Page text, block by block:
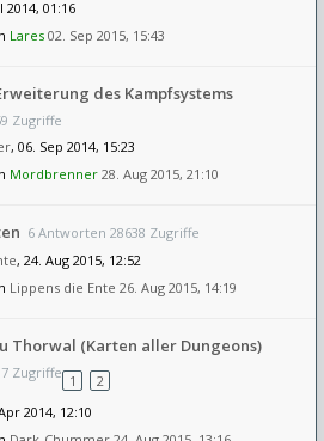
2014, 01:16
Lares 02. Sep 2015, 15:43
des Kampfsystems
Zugriffe
, 06. Sep 2014, 15:23
Mordbrenner 28. Aug 2015, 21:10
6 Antworten 28638 Zugriffe
, 24. Aug 2015, 12:52
Lippens die Ente 26. Aug 2015, 14:19
Thorwal (Karten aller Dungeons)
Zugriffe 1
2
2014, 12:10